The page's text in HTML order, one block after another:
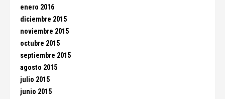
enero 2016
diciembre 2015
noviembre 2015
octubre 2015
septiembre 2015
agosto 2015
julio 2015
junio 2015